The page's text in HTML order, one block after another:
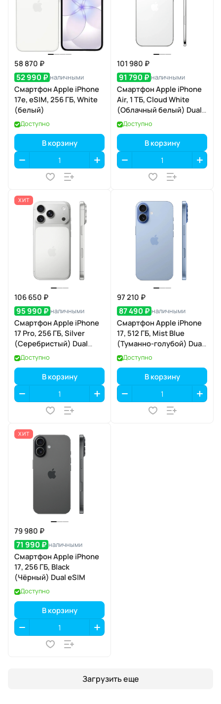
58 870 ₽
52 990 ₽ наличными
Смартфон Apple iPhone
17e, eSIM, 256 ГБ, White
(белый)
Доступно
В корзину
101 980 ₽
91 790 ₽ наличными
Смартфон Apple iPhone
Air, 1 ТБ, Cloud White
(Облачный белый) Dual
eSIM
Доступно
В корзину
ХИТ
106 650 ₽
95 990 ₽ наличными
Смартфон Apple iPhone
17 Pro, 256 ГБ, Silver
(Серебристый) Dual
eSIM
Доступно
В корзину
97 210 ₽
87 490 ₽ наличными
Смартфон Apple iPhone
17, 512 ГБ, Mist Blue
(Туманно-голубой) Dual
eSIM
Доступно
В корзину
ХИТ
79 980 ₽
71 990 ₽ наличными
Смартфон Apple iPhone
17, 256 ГБ, Black
(Чёрный) Dual eSIM
Доступно
В корзину
Загрузить еще